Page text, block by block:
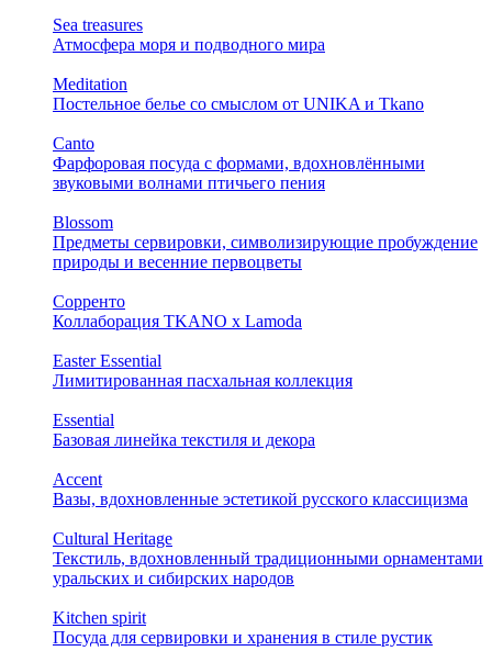
Sea treasures
Атмосфера моря и подводного мира
Meditation
Постельное белье со смыслом от UNIKA и Tkano
Canto
Фарфоровая посуда с формами, вдохновлёнными
звуковыми волнами птичьего пения
Blossom
Предметы сервировки, символизирующие пробуждение
природы и весенние первоцветы
Сорренто
Коллаборация TKANO х Lamoda
Easter Essential
Лимитированная пасхальная коллекция
Essential
Базовая линейка текстиля и декора
Accent
Вазы, вдохновленные эстетикой русского классицизма
Cultural Heritage
Текстиль, вдохновленный традиционными орнаментами
уральских и сибирских народов
Kitchen spirit
Посуда для сервировки и хранения в стиле рустик